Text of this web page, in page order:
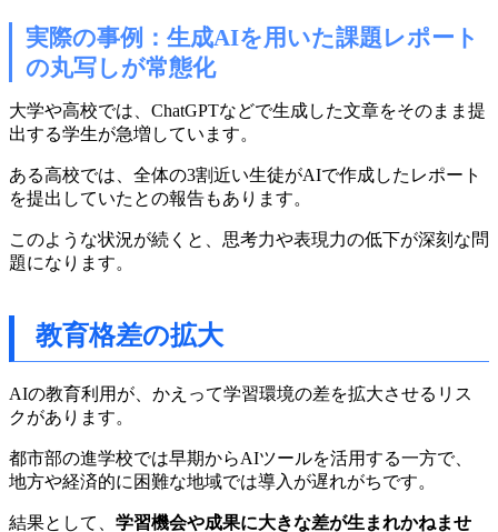
実際の事例：生成AIを用いた課題レポート
の丸写しが常態化
大学や高校では、ChatGPTなどで生成した文章をそのまま提
出する学生が急増しています。
ある高校では、全体の3割近い生徒がAIで作成したレポート
を提出していたとの報告もあります。
このような状況が続くと、思考力や表現力の低下が深刻な問
題になります。
教育格差の拡大
AIの教育利用が、かえって学習環境の差を拡大させるリス
クがあります。
都市部の進学校では早期からAIツールを活用する一方で、
地方や経済的に困難な地域では導入が遅れがちです。
結果として、 学習機会や成果に大きな差が生まれかねませ